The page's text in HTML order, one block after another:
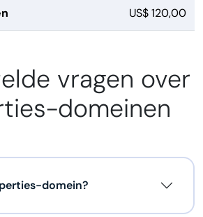
US$ 120,00
vragen over
domeinen
domein?